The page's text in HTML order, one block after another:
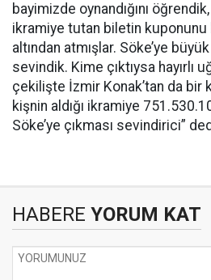
bayimizde oynandığını
ikramiye tutan biletin kuponunu
altından atmışlar. Söke’ye
sevindik. Kime çıktıysa hayırlı
çekilişte İzmir Konak’tan da
kişnin aldığı ikramiye
Söke’ye çıkması sevindirici”
HABERE YORUM KAT